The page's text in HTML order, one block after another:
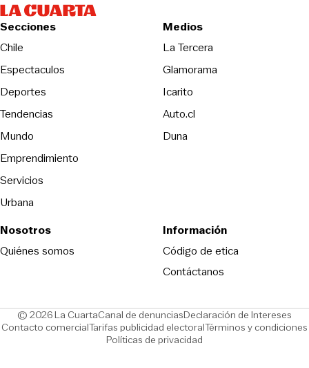
Secciones
Chile
Espectaculos
Deportes
Tendencias
Mundo
Emprendimiento
Servicios
Urbana
Medios
La TerceraOpens in new
Glamorama
Icarito
Auto.cl
DunaOpens in new window
Nosotros
Quiénes somos
Información
Código de eticaOpens in new
Contáctanos
© 2026 La CuartaCanal de denunciasOpens in new window
Declaración de Intereses
Contacto comercialOpens in new window
Tarifas publicidad electoralOpens in new window
Términos y condiciones
Políticas de privacidad